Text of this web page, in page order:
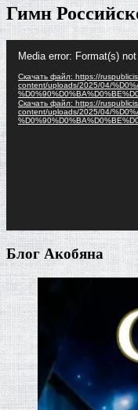
Гимн
Media error: Format(s)
Скачать файл: https://
content/uploads/2025/04/
Скачать файл: https://
content/uploads/2025/04/
Блог Акобяна